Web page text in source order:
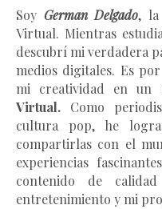
Soy German Delgado, la
Virtual. Mientras
descubrí mi verdadera
medios digitales. Es
mi creatividad en un
Virtual. Como
cultura pop, he
compartirlas con el
experiencias
contenido de
entretenimiento y mi